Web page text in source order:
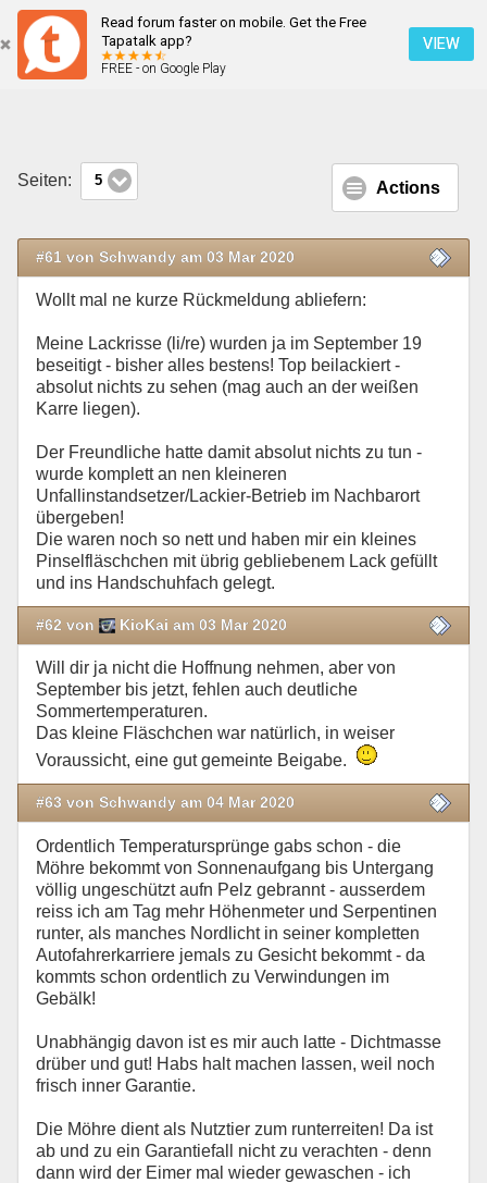
Read forum faster on mobile. Get the Free
Tapatalk app?
FREE - on Google Play
VIEW
Lackrisse jetzt auch beim Duster II
Seiten: 5 Actions
#61 von Schwandy am 03 Mar 2020
Wollt mal ne kurze Rückmeldung abliefern:
Meine Lackrisse (li/re) wurden ja im September 19
beseitigt - bisher alles bestens! Top beilackiert -
absolut nichts zu sehen (mag auch an der weißen
Karre liegen).
Der Freundliche hatte damit absolut nichts zu tun -
wurde komplett an nen kleineren
Unfallinstandsetzer/Lackier-Betrieb im Nachbarort
übergeben!
Die waren noch so nett und haben mir ein kleines
Pinselfläschchen mit übrig gebliebenem Lack gefüllt
und ins Handschuhfach gelegt.
#62 von KioKai am 03 Mar 2020
Will dir ja nicht die Hoffnung nehmen, aber von
September bis jetzt, fehlen auch deutliche
Sommertemperaturen.
Das kleine Fläschchen war natürlich, in weiser
Voraussicht, eine gut gemeinte Beigabe.
#63 von Schwandy am 04 Mar 2020
Ordentlich Temperatursprünge gabs schon - die
Möhre bekommt von Sonnenaufgang bis Untergang
völlig ungeschützt aufn Pelz gebrannt - ausserdem
reiss ich am Tag mehr Höhenmeter und Serpentinen
runter, als manches Nordlicht in seiner kompletten
Autofahrerkarriere jemals zu Gesicht bekommt - da
kommts schon ordentlich zu Verwindungen im
Gebälk!
Unabhängig davon ist es mir auch latte - Dichtmasse
drüber und gut! Habs halt machen lassen, weil noch
frisch inner Garantie.
Die Möhre dient als Nutztier zum runterreiten! Da ist
ab und zu ein Garantiefall nicht zu verachten - denn
dann wird der Eimer mal wieder gewaschen - ich